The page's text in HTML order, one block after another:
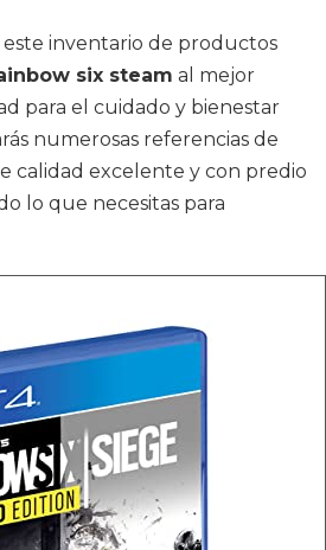
inventario de productos
six steam al mejor
para el cuidado y bienestar
numerosas referencias de
calidad excelente y con predio
lo que necesitas para